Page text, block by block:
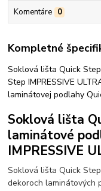
Komentáre 0
Kompletné
Soklová lišta Quick
Step IMPRESSIVE
laminátovej podlahy
Soklová lišta
laminátové
IMPRESSIVE
Soklová lišta Quick
dekoroch laminátových